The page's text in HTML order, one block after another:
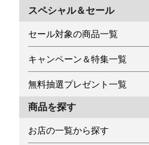
スペシャル＆セール
セール対象の商品一覧
キャンペーン＆特集一覧
無料抽選プレゼント一覧
商品を探す
お店の一覧から探す